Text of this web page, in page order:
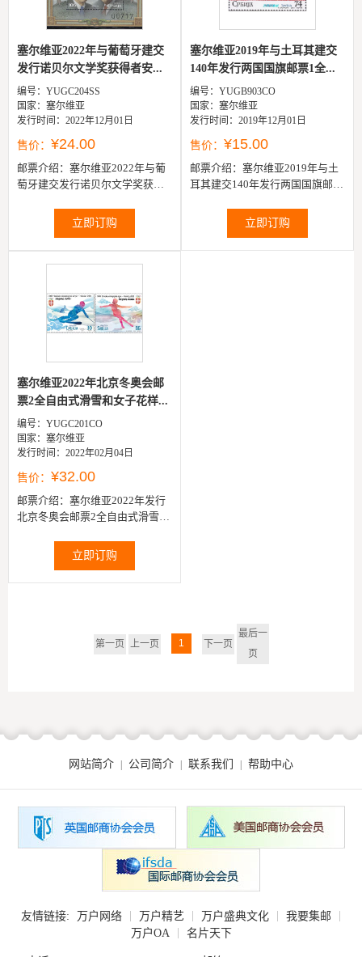
塞尔维亚2022年与葡萄牙建交
发行诺贝尔文学奖获得者安...
编号：YUGC204SS
国家：塞尔维亚
发行时间：2022年12月01日
售价： ¥24.00
邮票介绍： 塞尔维亚2022年与葡
萄牙建交发行诺贝尔文学奖获得
立即订购
塞尔维亚2019年与土耳其建交
140年发行两国国旗邮票1全...
编号：YUGB903CO
国家：塞尔维亚
发行时间：2019年12月01日
售价： ¥15.00
邮票介绍： 塞尔维亚2019年与土
耳其建交140年发行两国国旗邮票
立即订购
塞尔维亚2022年北京冬奥会邮
票2全自由式滑雪和女子花样...
编号：YUGC201CO
国家：塞尔维亚
发行时间：2022年02月04日
售价： ¥32.00
邮票介绍： 塞尔维亚2022年发行
北京冬奥会邮票2全自由式滑雪和
立即订购
第一页 上一页 1 下一页
最后一
页
网站简介 公司简介 联系我们 帮助中心
友情链接: 万户网络 万户精艺 万户盛典文化 我要集邮
万户OA
名片天下